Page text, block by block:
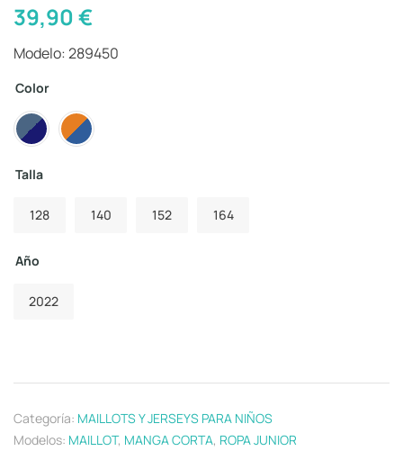
39,90€
Modelo: 289450
Color
Talla
128 140 152 164
Año
2022
Categoría: MAILLOTS Y JERSEYS PARA NIÑOS
Modelos: MAILLOT, MANGA CORTA, ROPA JUNIOR